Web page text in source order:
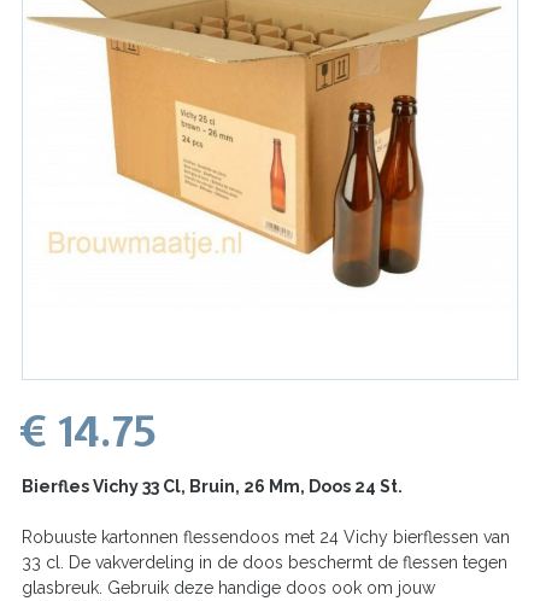
€ 14.75
Bierfles Vichy 33 Cl, Bruin, 26 Mm, Doos 24 St.
Robuuste kartonnen flessendoos met 24 Vichy bierflessen van
33 cl. De vakverdeling in de doos beschermt de flessen tegen
glasbreuk. Gebruik deze handige doos ook om jouw